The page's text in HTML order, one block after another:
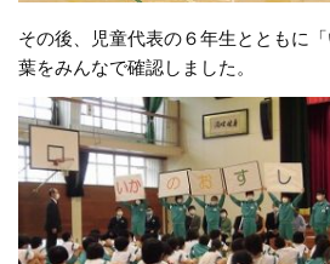
その後、児童代表の６年生とともに
葉をみんなで確認しました。